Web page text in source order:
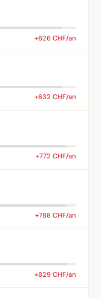
+626 CHF/an
+632 CHF/an
+772 CHF/an
+788 CHF/an
+829 CHF/an